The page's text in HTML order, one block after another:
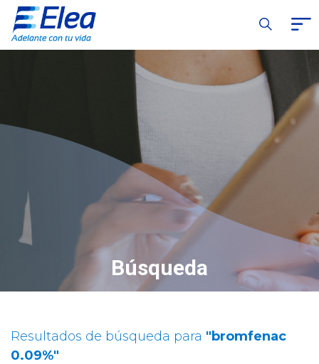
Búsqueda
Resultados de búsqueda para "bromfenac
0.09%"